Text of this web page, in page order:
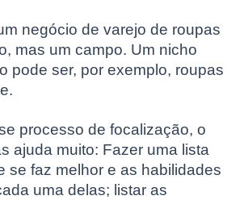
negócio de varejo de roupas
mas um campo. Um nicho
pode ser, por exemplo, roupas
processo de focalização, o
ajuda muito: Fazer uma lista
se faz melhor e as habilidades
uma delas; listar as